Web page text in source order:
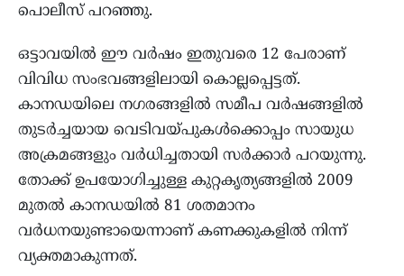
പൊലീസ് പറഞ്ഞു.
ഒട്ടാവയില്‍ ഈ വര്‍ഷം ഇതുവരെ 12 പേരാണ്
വിവിധ സംഭവങ്ങളിലായി കൊല്ലപ്പെട്ടത്.
കാനഡയിലെ നഗരങ്ങളിൽ സമീപ വർഷങ്ങളിൽ
തുടർച്ചയായ വെടിവയ്പുകൾക്കൊപ്പം സായുധ
അക്രമങ്ങളും വര്‍ധിച്ചതായി സര്‍ക്കാര്‍ പറയുന്നു.
തോക്ക് ഉപയോഗിച്ചുള്ള കുറ്റകൃത്യങ്ങളിൽ 2009
മുതൽ കാനഡയില്‍ 81 ശതമാനം
വർധനയുണ്ടായെന്നാണ് കണക്കുകളില്‍ നിന്ന്
വ്യക്തമാകുന്നത്.